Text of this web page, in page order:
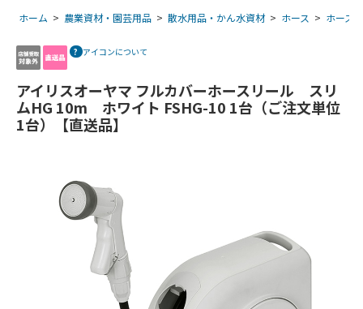
ホーム > 農業資材・園芸用品 > 散水用品・かん水資材 > ホース > ホース
アイコンについて
アイリスオーヤマ フルカバーホースリール スリ
ムHG 10m ホワイト FSHG-10 1台（ご注文単位
1台）【直送品】